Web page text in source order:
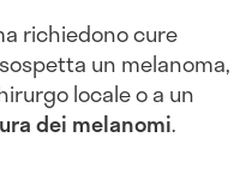
richiedono cure
un melanoma,
locale o a un
dei melanomi.